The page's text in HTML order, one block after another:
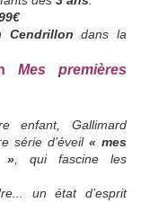
Cendrillondans la
Mes premières
enfant, Gallimard
série d’éveil « mes
» , qui fascine les
un état d’esprit